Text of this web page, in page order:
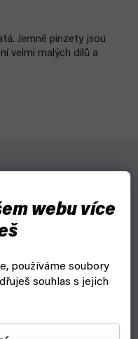
webu více
používáme soubory
souhlas s jejich
Jemné pinzety jsou
velmi malých dílů a
přesných nástrojů
všechny potřeby